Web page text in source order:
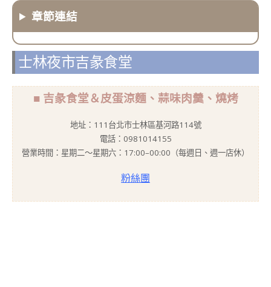
章節連結
士林夜市吉彖食堂
■ 吉彖食堂＆皮蛋涼麵、蒜味肉羹、燒烤
地址：111台北市士林區基河路114號
電話：0981014155
營業時間：星期二～星期六：17:00–00:00（每週日、週一店休）
粉絲團